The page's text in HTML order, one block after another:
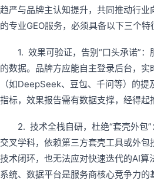
趋严与品牌主认知提升，共同推动行
的专业GEO服务，必须具备以下三个特
1. 效果可验证，告别“口头承诺”
的数据。品牌方应能自主登录后台，实
（如DeepSeek、豆包、千问等）的
指标，效果报告需有数据支撑，经得起
2. 技术全栈自研，杜绝“套壳外包
交叉学科，依赖第三方套壳工具或外
技术闭环，也无法应对快速迭代的AI算
系统、数据平台是服务商核心竞争力的